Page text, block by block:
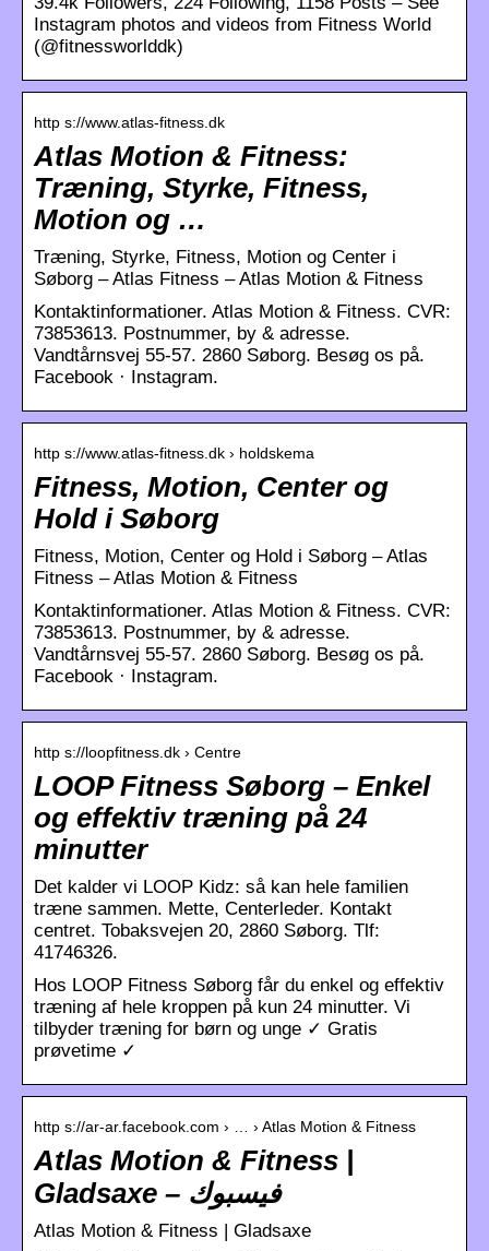
Instagram photos and videos from Fitness World
(@fitnessworlddk)
http s://www.atlas-fitness.dk
Atlas Motion & Fitness:
Træning, Styrke, Fitness,
Motion og …
Træning, Styrke, Fitness, Motion og Center i
Søborg – Atlas Fitness – Atlas Motion & Fitness
Kontaktinformationer​. Atlas Motion & Fitness. CVR:
73853613. Postnummer, by & adresse.
Vandtårnsvej 55-57. 2860 Søborg. Besøg os på.
Facebook · Instagram.
http s://www.atlas-fitness.dk › holdskema
Fitness, Motion, Center og
Hold i Søborg
Fitness, Motion, Center og Hold i Søborg – Atlas
Fitness – Atlas Motion & Fitness
Kontaktinformationer​. Atlas Motion & Fitness. CVR:
73853613. Postnummer, by & adresse.
Vandtårnsvej 55-57. 2860 Søborg. Besøg os på.
Facebook · Instagram.
http s://loopfitness.dk › Centre
LOOP Fitness Søborg – Enkel
og effektiv træning på 24
minutter
Det kalder vi LOOP Kidz: så kan hele familien
træne sammen. Mette, Centerleder. Kontakt
centret. Tobaksvejen 20, 2860 Søborg. Tlf:
41746326.
Hos LOOP Fitness Søborg får du enkel og effektiv
træning af hele kroppen på kun 24 minutter. Vi
tilbyder træning for børn og unge ✓ Gratis
prøvetime ✓
http s://ar-ar.facebook.com › … › Atlas Motion & Fitness
Atlas Motion & Fitness |
Gladsaxe – فيسبوك
Atlas Motion & Fitness | Gladsaxe